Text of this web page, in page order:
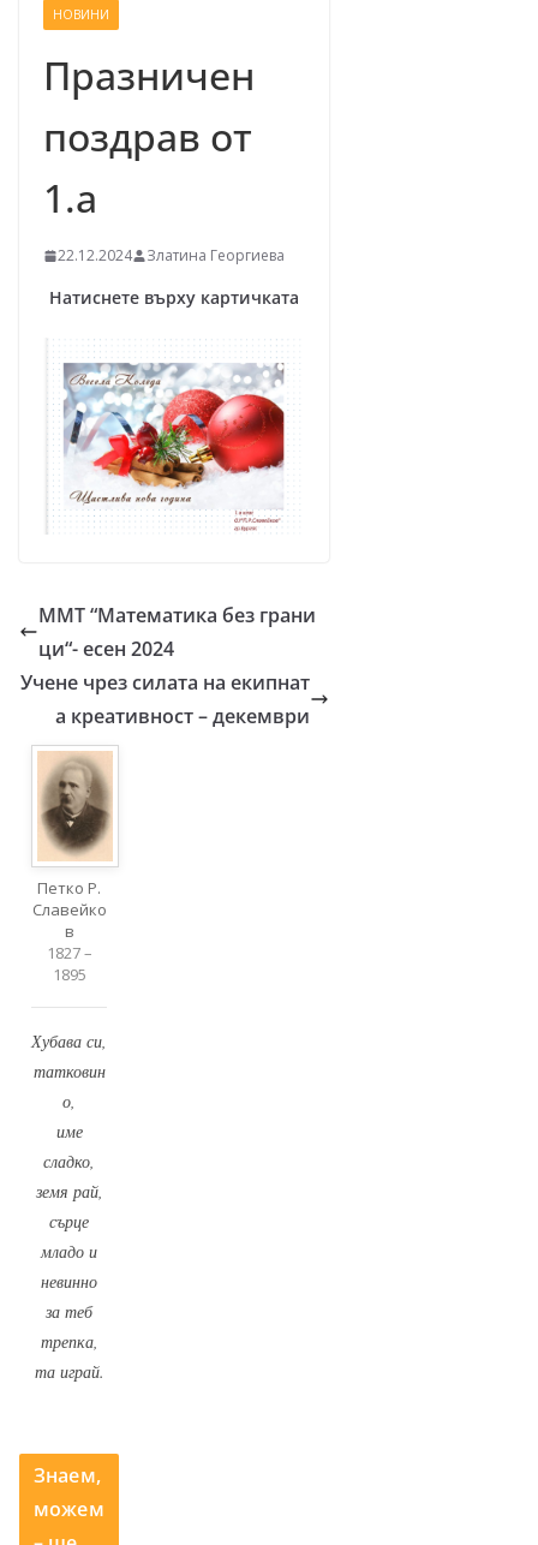
НОВИНИ
Празничен
поздрав от
1.а
22.12.2024 Златина Георгиева
Натиснете върху картичката
ММТ “Математика без грани
ци“- есен 2024
Учене чрез силата на екипнат
а креативност – декември
Петко Р.
Славейко
в
1827 –
1895
Хубава си,
татковин
о,
име
сладко,
земя рай,
сърце
младо и
невинно
за теб
трепка,
та играй.
Знаем,
можем